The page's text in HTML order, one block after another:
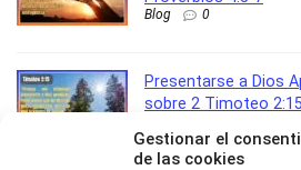
Gestionar el
de las cookies
Blog 0
Presentarse a Dios
sobre 2 Timoteo